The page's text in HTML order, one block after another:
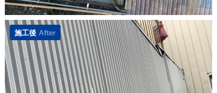
施工後 After